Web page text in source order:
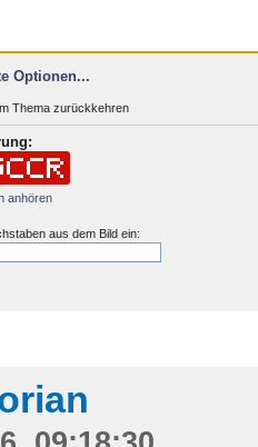
Optionen...
Thema zurückkehren
anhören
aus dem Bild ein: